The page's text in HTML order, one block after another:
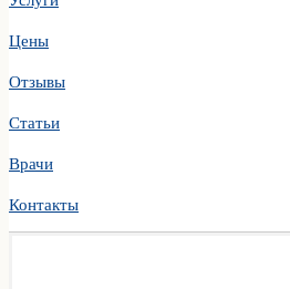
Цены
Отзывы
Статьи
Врачи
Контакты